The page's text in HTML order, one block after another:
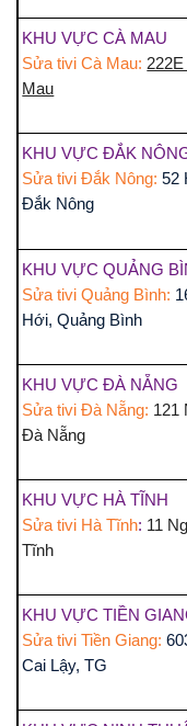
KHU VỰC CÀ MAU
Sửa tivi Cà Mau:
Mau
KHU VỰC ĐẮK
Sửa tivi Đắk Nông: 52
Đắk Nông
KHU VỰC QUẢNG
Sửa tivi Quảng Bình:
Hới, Quảng Bình
KHU VỰC ĐÀ NẴNG
Sửa tivi Đà Nẵng: 121
Đà Nẵng
KHU VỰC HÀ TĨNH
Sửa tivi Hà Tĩnh: 11
Tĩnh
KHU VỰC TIỀN
Sửa tivi Tiền Giang:
Cai Lậy, TG